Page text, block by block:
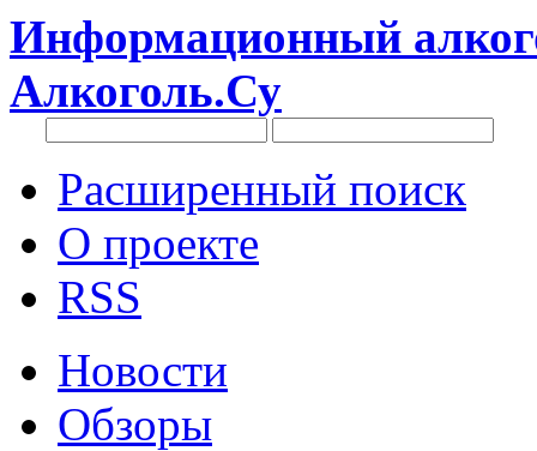
Информационный
Алкоголь.Су
Расширенный поиск
О проекте
RSS
Новости
Обзоры